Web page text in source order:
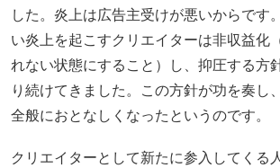
した。炎上は広告主受けが悪いからです
い炎上を起こすクリエイターは非収益化
れない状態にすること）し、抑圧する方
り続けてきました。この方針が功を奏し
全般におとなしくなったというのです。
クリエイターとして新たに参入してくる